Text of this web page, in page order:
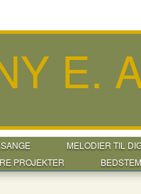
E.
MELODIER TIL
PROJEKTER